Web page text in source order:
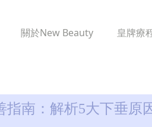
關於New Beauty 皇牌療
指南：解析5大下垂原